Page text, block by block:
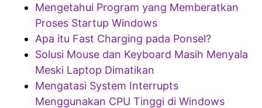
Mengetahui Program yang Memberatkan
Proses Startup Windows
Apa itu Fast Charging pada Ponsel?
Solusi Mouse dan Keyboard Masih Menyala
Meski Laptop Dimatikan
Mengatasi System Interrupts
Menggunakan CPU Tinggi di Windows